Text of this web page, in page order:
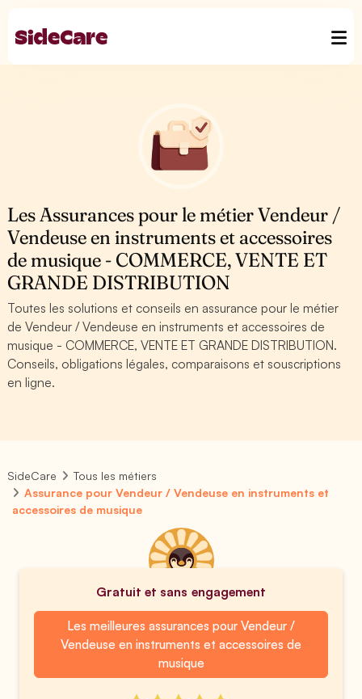
Les Assurances pour le métier Vendeur /
Vendeuse en instruments et accessoires
de musique - COMMERCE, VENTE ET
GRANDE DISTRIBUTION
Toutes les solutions et conseils en assurance pour le métier
de Vendeur / Vendeuse en instruments et accessoires de
musique - COMMERCE, VENTE ET GRANDE DISTRIBUTION.
Conseils, obligations légales, comparaisons et souscriptions
en ligne.
SideCare
Tous les métiers
Assurance pour Vendeur / Vendeuse en instruments et
accessoires de musique
Gratuit et sans engagement
Les meilleures assurances pour Vendeur /
Vendeuse en instruments et accessoires de
musique